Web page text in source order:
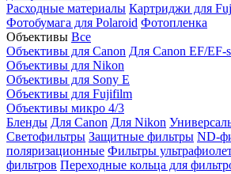
Расходные материалы Картриджи для
Фотобумага для Polaroid Фотопленка
Объективы Все
Объективы для Canon Для Canon EF/EF-s
Объективы для Nikon
Объективы для Sony E
Объективы для Fujifilm
Объективы микро 4/3
Бленды Для Canon Для Nikon
Светофильтры Защитные фильтры ND-
поляризационные Фильтры
фильтров Переходные кольца для